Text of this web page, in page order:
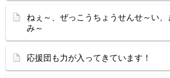
ねぇ～、ぜっこうちょうせんせ～
み～
応援団も力が入ってきています！